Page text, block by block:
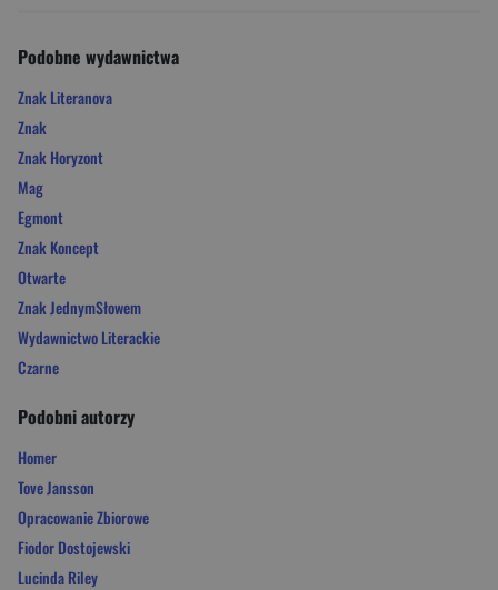
Podobne wydawnictwa
Znak Literanova
Znak
Znak Horyzont
Mag
Egmont
Znak Koncept
Otwarte
Znak JednymSłowem
Wydawnictwo Literackie
Czarne
Podobni autorzy
Homer
Tove Jansson
Opracowanie Zbiorowe
Fiodor Dostojewski
Lucinda Riley